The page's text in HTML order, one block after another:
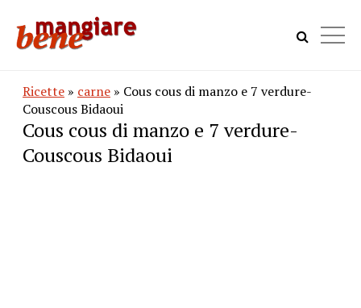
Ricette » carne » Cous cous di manzo e 7 verdure-
Couscous Bidaoui
Cous cous di manzo e 7 verdure-
Couscous Bidaoui